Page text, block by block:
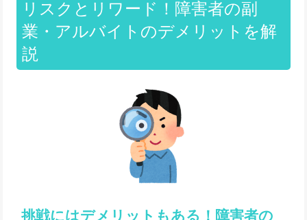
リスクとリワード！障害者の副
業・アルバイトのデメリットを解
説
挑戦にはデメリットもある！障害者の